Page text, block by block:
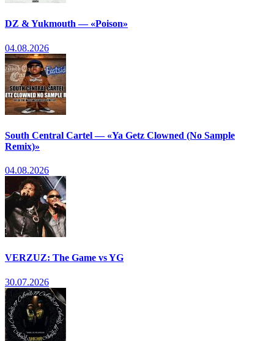
DZ & Yukmouth — «Poison»
04.08.2026
South Central Cartel — «Ya Getz Clowned (No Sample
Remix)»
04.08.2026
VERZUZ: The Game vs YG
30.07.2026